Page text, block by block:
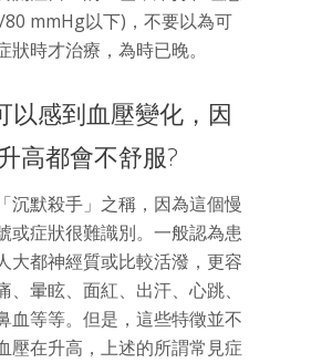
mmHg以下)，不要以為可
狀時才治療，為時已晚。
以感到血壓變化，因
高都會不舒服?
沉默殺手」之稱，因為這個慢
或症狀很難識別。一般認為患
大都神經質或比較活潑，更容
、暈眩、面紅、出汗、心跳、
血等等。但是，這些特徵並不
壓在升高，上述的所謂常見症